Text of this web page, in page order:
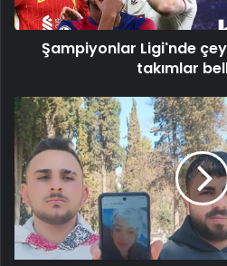
oldu
Şampiyonlar Ligi'nde
takımlar
Genç
kadın
parkta
baygın
bulundu,
hastanede
öldü!
Aileden
kan